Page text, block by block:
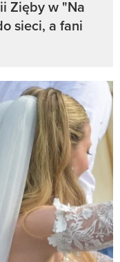
Zięby w "Na
sieci, a fani